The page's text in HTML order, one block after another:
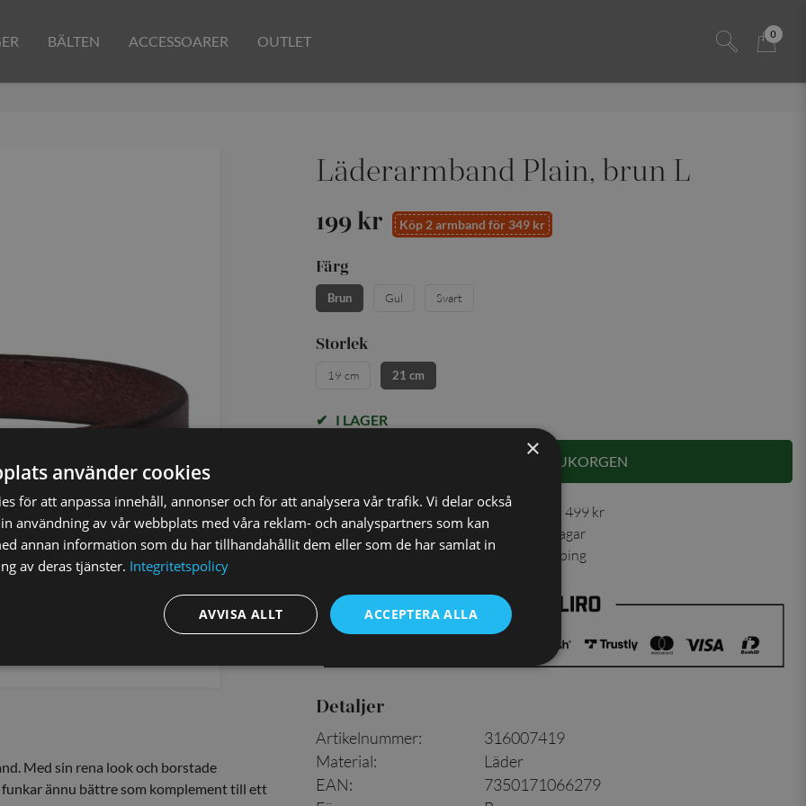
0
BÄLTEN ACCESSOARER OUTLET
Med sin rena look och borstade
funkar ännu bättre som komplement till ett
Läderarmband Plain, brun L
199 kr Köp 2 armband för 349 kr
Färg
Brun Gul Svart
Storlek
19 cm 21 cm
I LAGER
LÄGG I VARUKORGEN
✓ Öppet köp i 30 dagar ✓ Fri frakt från 499 kr
✓ Din beställning skickas inom 1-2 vardagar
✓ Snabb leverans från vårt lager i Jönköping
Detaljer
Artikelnummer:
316007419
Material:
Läder
EAN:
7350171066279
×
använder cookies
för att anpassa innehåll, annonser och för att analysera vår trafik. Vi delar också
användning av vår webbplats med våra reklam- och analyspartners som kan
annan information som du har tillhandahållit dem eller som de har samlat in
av deras tjänster. Integritetspolicy
ACCEPTERA ALLA
AVVISA ALLT